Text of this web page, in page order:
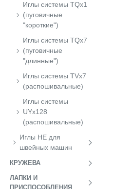
Иглы системы TQx1
(пуговичные
"короткие")
Иглы системы TQx7
(пуговичные
"длинные")
Иглы системы TVx7
(распошивальные)
Иглы системы
UYx128
(распошивальные)
Иглы НЕ для
швейных машин
КРУЖЕВА
ЛАПКИ И
ПРИСПОСОБЛЕНИЯ